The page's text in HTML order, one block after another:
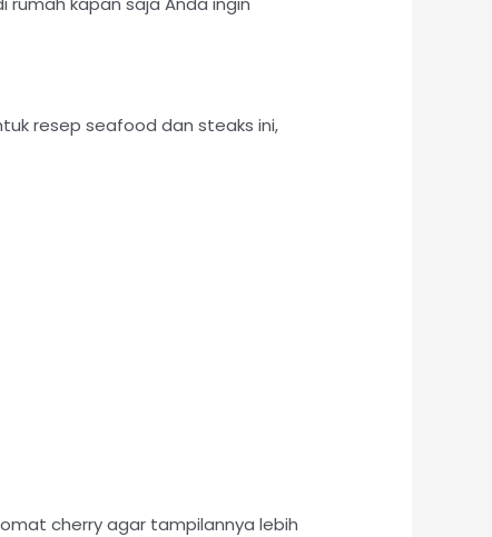
resep seafood dan steaks ini,
cherry agar tampilannya lebih